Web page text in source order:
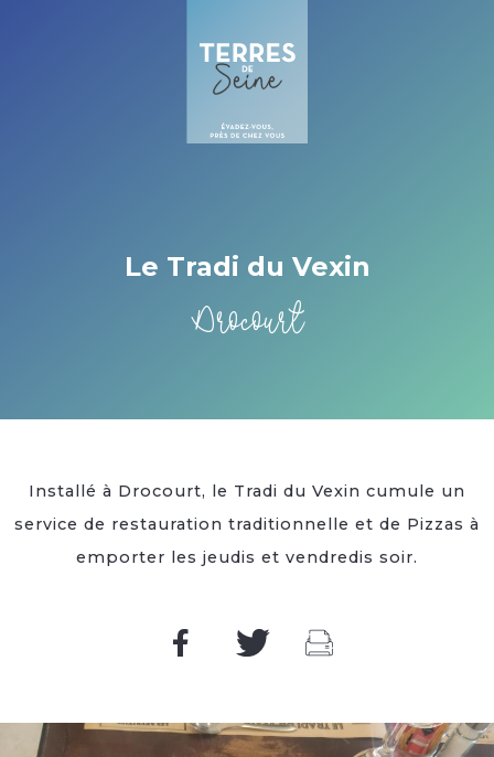
Le Tradi du Vexin
Drocourt
Installé à Drocourt, le Tradi du Vexin cumule un
service de restauration traditionnelle et de Pizzas à
emporter les jeudis et vendredis soir.